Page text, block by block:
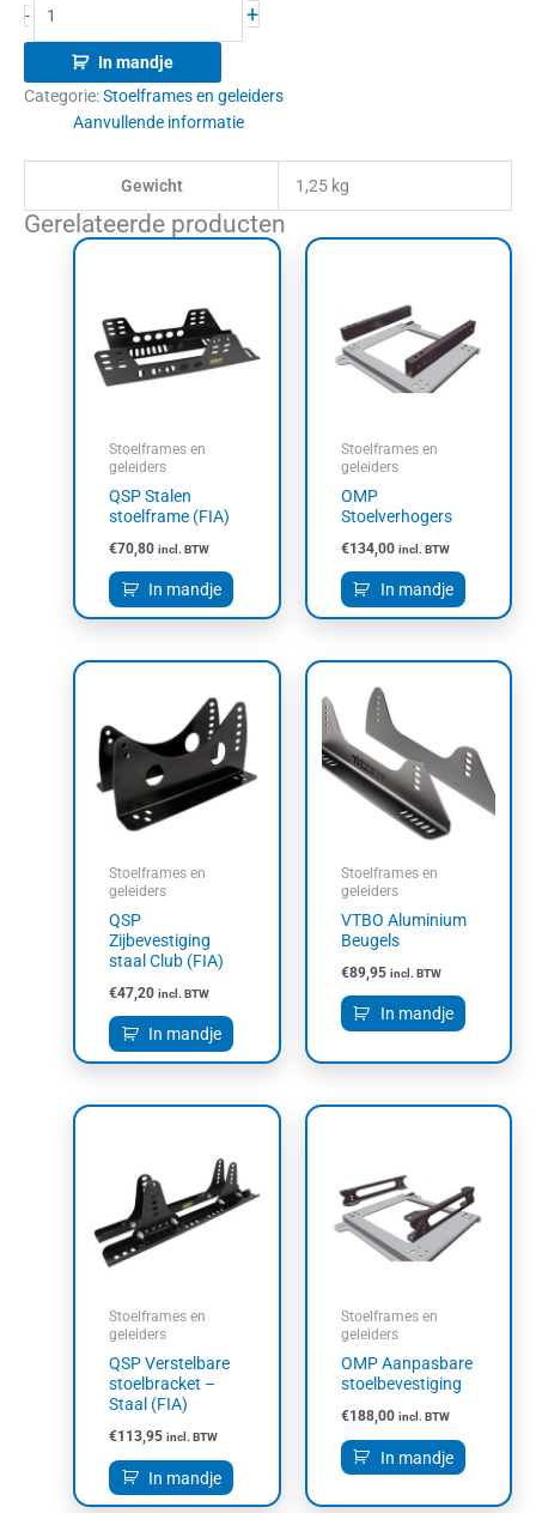
- +
In mandje
Categorie:Stoelframes en geleiders
Aanvullende informatie
Gewicht 1,25 kg
Gerelateerde producten
Stoelframes en
geleiders
QSP Stalen
stoelframe (FIA)
€70,80 incl. BTW
In mandje
Stoelframes en
geleiders
OMP
Stoelverhogers
€134,00 incl. BTW
In mandje
Stoelframes en
geleiders
QSP
Zijbevestiging
staal Club (FIA)
€47,20 incl. BTW
In mandje
Stoelframes en
geleiders
VTBO Aluminium
Beugels
€89,95 incl. BTW
In mandje
Stoelframes en
geleiders
QSP Verstelbare
stoelbracket –
Staal (FIA)
€113,95 incl. BTW
In mandje
Stoelframes en
geleiders
OMP Aanpasbare
stoelbevestiging
€188,00 incl. BTW
In mandje